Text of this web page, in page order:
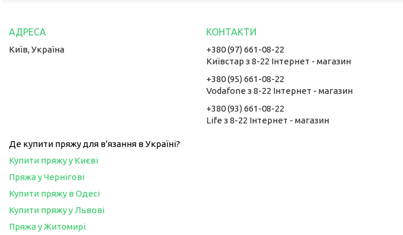
Київ, Україна
+380 (97) 661-08-22
Київстар з 8-22 Інтернет - магазин
+380 (95) 661-08-22
Vodafone з 8-22 Інтернет - магазин
+380 (93) 661-08-22
Life з 8-22 Інтернет - магазин
Де купити пряжу для в'язання в Україні?
Купити пряжу у Києві
Пряжа у Чернігові
Купити пряжу в Одесі
Купити пряжу у Львові
Пряжа у Житомирі